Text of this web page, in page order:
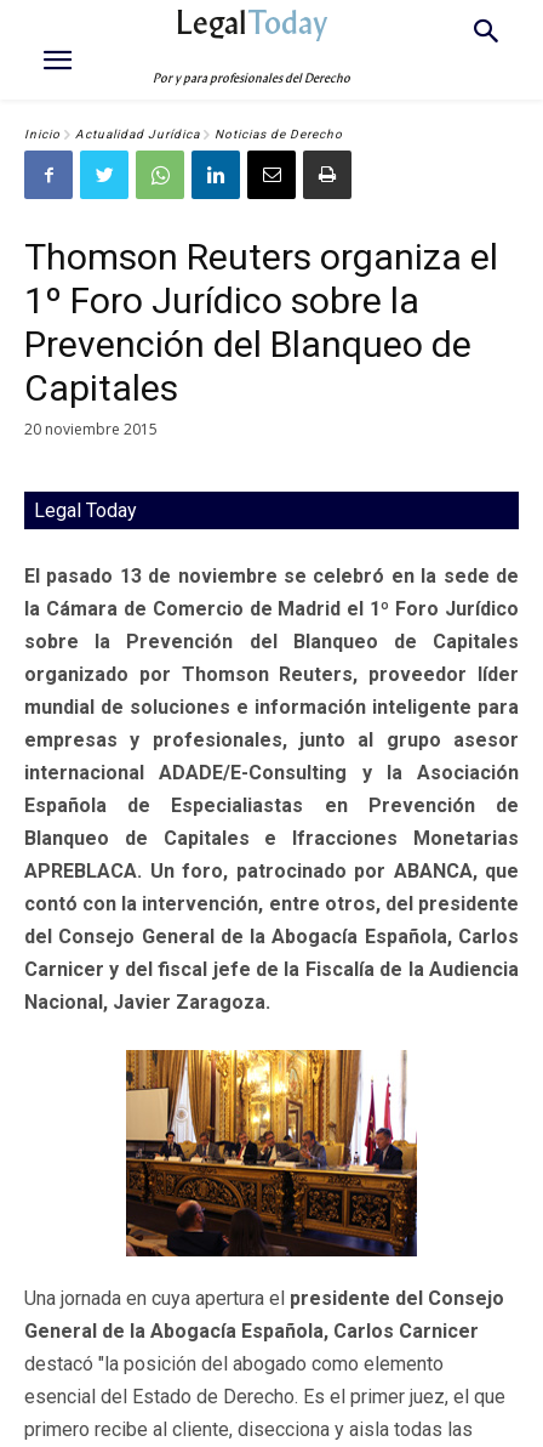
LegalToday
Por y para profesionales del Derecho
Inicio Actualidad Jurídica Noticias de Derecho
Thomson Reuters organiza el
1º Foro Jurídico sobre la
Prevención del Blanqueo de
Capitales
20 noviembre 2015
Legal Today
El pasado 13 de noviembre se celebró en la sede de
la Cámara de Comercio de Madrid el 1º Foro Jurídico
sobre la Prevención del Blanqueo de Capitales
organizado por Thomson Reuters, proveedor líder
mundial de soluciones e información inteligente para
empresas y profesionales, junto al grupo asesor
internacional ADADE/E-Consulting y la Asociación
Española de Especialiastas en Prevención de
Blanqueo de Capitales e Ifracciones Monetarias
APREBLACA. Un foro, patrocinado por ABANCA, que
contó con la intervención, entre otros, del presidente
del Consejo General de la Abogacía Española, Carlos
Carnicer y del fiscal jefe de la Fiscalía de la Audiencia
Nacional, Javier Zaragoza.
Una jornada en cuya apertura el presidente del Consejo
General de la Abogacía Española, Carlos Carnicer
destacó "la posición del abogado como elemento
esencial del Estado de Derecho. Es el primer juez, el que
primero recibe al cliente, disecciona y aisla todas las